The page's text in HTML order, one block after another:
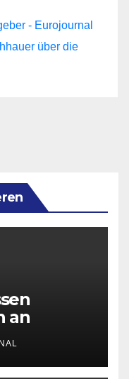
- Eurojournal
über die
an